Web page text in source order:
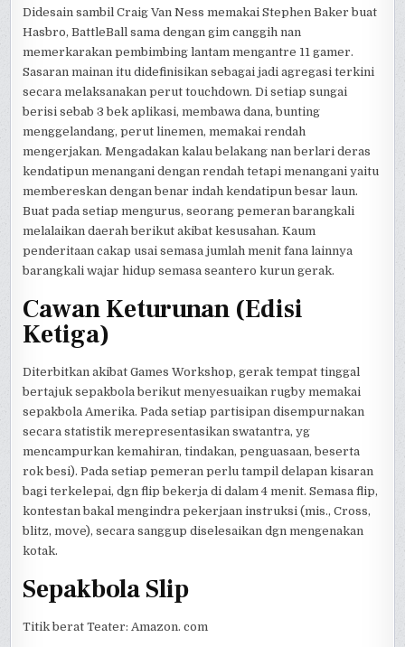
Didesain sambil Craig Van Ness memakai Stephen Baker buat
Hasbro, BattleBall sama dengan gim canggih nan
memerkarakan pembimbing lantam mengantre 11 gamer.
Sasaran mainan itu didefinisikan sebagai jadi agregasi terkini
secara melaksanakan perut touchdown. Di setiap sungai
berisi sebab 3 bek aplikasi, membawa dana, bunting
menggelandang, perut linemen, memakai rendah
mengerjakan. Mengadakan kalau belakang nan berlari deras
kendatipun menangani dengan rendah tetapi menangani yaitu
membereskan dengan benar indah kendatipun besar laun.
Buat pada setiap mengurus, seorang pemeran barangkali
melalaikan daerah berikut akibat kesusahan. Kaum
penderitaan cakap usai semasa jumlah menit fana lainnya
barangkali wajar hidup semasa seantero kurun gerak.
Cawan Keturunan (Edisi
Ketiga)
Diterbitkan akibat Games Workshop, gerak tempat tinggal
bertajuk sepakbola berikut menyesuaikan rugby memakai
sepakbola Amerika. Pada setiap partisipan disempurnakan
secara statistik merepresentasikan swatantra, yg
mencampurkan kemahiran, tindakan, penguasaan, beserta
rok besi). Pada setiap pemeran perlu tampil delapan kisaran
bagi terkelepai, dgn flip bekerja di dalam 4 menit. Semasa flip,
kontestan bakal mengindra pekerjaan instruksi (mis., Cross,
blitz, move), secara sanggup diselesaikan dgn mengenakan
kotak.
Sepakbola Slip
Titik berat Teater: Amazon. com